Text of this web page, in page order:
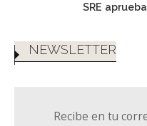
SRE
NEWSLETTER
Recibe en tu